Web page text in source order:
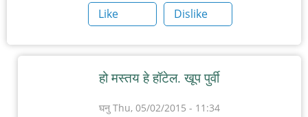
Like
Dislike
हो मस्तय हे हॉटेल. खूप पुर्वी
घनु Thu, 05/02/2015 - 11:34